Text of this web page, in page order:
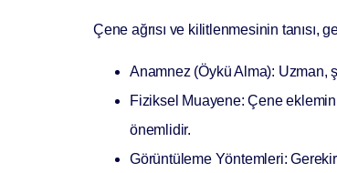
Çene ağrısı ve kilitlenmesinin tanısı,
Anamnez (Öykü Alma): Uzman,
Fiziksel Muayene: Çene
önemlidir.
Görüntüleme Yöntemleri: